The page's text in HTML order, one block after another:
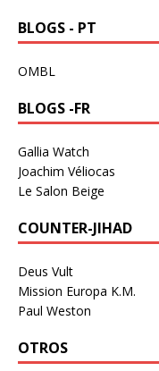
BLOGS - PT
OMBL
BLOGS -FR
Gallia Watch
Joachim Véliocas
Le Salon Beige
COUNTER-JIHAD
Deus Vult
Mission Europa K.M.
Paul Weston
OTROS